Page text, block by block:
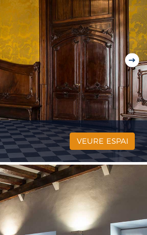
VEURE ESPAI